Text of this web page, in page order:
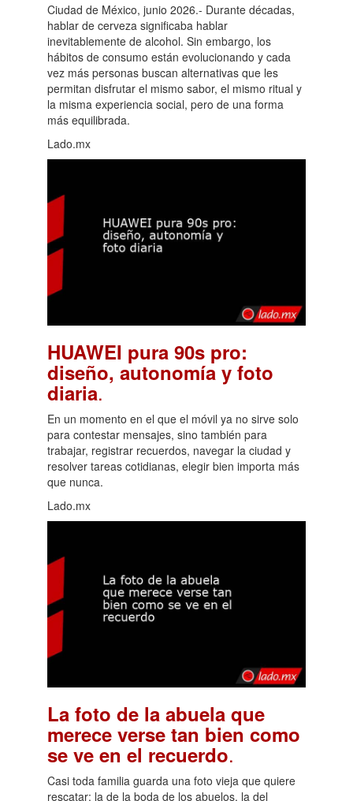
Ciudad de México, junio 2026.- Durante décadas,
hablar de cerveza significaba hablar
inevitablemente de alcohol. Sin embargo, los
hábitos de consumo están evolucionando y cada
vez más personas buscan alternativas que les
permitan disfrutar el mismo sabor, el mismo ritual y
la misma experiencia social, pero de una forma
más equilibrada.
Lado.mx
HUAWEI pura 90s pro:
diseño, autonomía y foto
diaria.
En un momento en el que el móvil ya no sirve solo
para contestar mensajes, sino también para
trabajar, registrar recuerdos, navegar la ciudad y
resolver tareas cotidianas, elegir bien importa más
que nunca.
Lado.mx
La foto de la abuela que
merece verse tan bien como
se ve en el recuerdo.
Casi toda familia guarda una foto vieja que quiere
rescatar: la de la boda de los abuelos, la del